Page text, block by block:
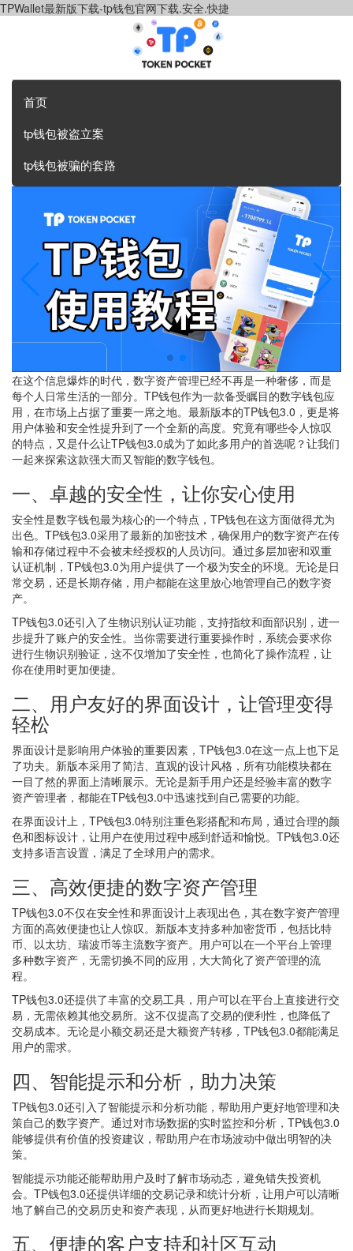
TPWallet最新版下载-tp钱包官网下载.安全.快捷
首页
tp钱包被盗立案
tp钱包被骗的套路
在这个信息爆炸的时代，数字资产管理已经不再是一种奢侈，而是
每个人日常生活的一部分。TP钱包作为一款备受瞩目的数字钱包应
用，在市场上占据了重要一席之地。最新版本的TP钱包3.0，更是将
用户体验和安全性提升到了一个全新的高度。究竟有哪些令人惊叹
的特点，又是什么让TP钱包3.0成为了如此多用户的首选呢？让我们
一起来探索这款强大而又智能的数字钱包。
一、卓越的安全性，让你安心使用
安全性是数字钱包最为核心的一个特点，TP钱包在这方面做得尤为
出色。TP钱包3.0采用了最新的加密技术，确保用户的数字资产在传
输和存储过程中不会被未经授权的人员访问。通过多层加密和双重
认证机制，TP钱包3.0为用户提供了一个极为安全的环境。无论是日
常交易，还是长期存储，用户都能在这里放心地管理自己的数字资
产。
TP钱包3.0还引入了生物识别认证功能，支持指纹和面部识别，进一
步提升了账户的安全性。当你需要进行重要操作时，系统会要求你
进行生物识别验证，这不仅增加了安全性，也简化了操作流程，让
你在使用时更加便捷。
二、用户友好的界面设计，让管理变得
轻松
界面设计是影响用户体验的重要因素，TP钱包3.0在这一点上也下足
了功夫。新版本采用了简洁、直观的设计风格，所有功能模块都在
一目了然的界面上清晰展示。无论是新手用户还是经验丰富的数字
资产管理者，都能在TP钱包3.0中迅速找到自己需要的功能。
在界面设计上，TP钱包3.0特别注重色彩搭配和布局，通过合理的颜
色和图标设计，让用户在使用过程中感到舒适和愉悦。TP钱包3.0还
支持多语言设置，满足了全球用户的需求。
三、高效便捷的数字资产管理
TP钱包3.0不仅在安全性和界面设计上表现出色，其在数字资产管理
方面的高效便捷也让人惊叹。新版本支持多种加密货币，包括比特
币、以太坊、瑞波币等主流数字资产。用户可以在一个平台上管理
多种数字资产，无需切换不同的应用，大大简化了资产管理的流
程。
TP钱包3.0还提供了丰富的交易工具，用户可以在平台上直接进行交
易，无需依赖其他交易所。这不仅提高了交易的便利性，也降低了
交易成本。无论是小额交易还是大额资产转移，TP钱包3.0都能满足
用户的需求。
四、智能提示和分析，助力决策
TP钱包3.0还引入了智能提示和分析功能，帮助用户更好地管理和决
策自己的数字资产。通过对市场数据的实时监控和分析，TP钱包3.0
能够提供有价值的投资建议，帮助用户在市场波动中做出明智的决
策。
智能提示功能还能帮助用户及时了解市场动态，避免错失投资机
会。TP钱包3.0还提供详细的交易记录和统计分析，让用户可以清晰
地了解自己的交易历史和资产表现，从而更好地进行长期规划。
五、便捷的客户支持和社区互动